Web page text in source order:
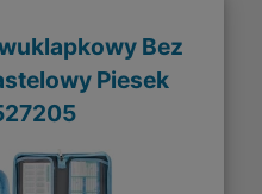
Bez
Piesek